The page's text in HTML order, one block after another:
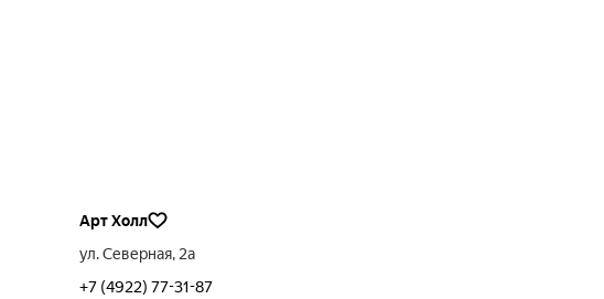
Арт Холл
ул. Северная, 2а
+7 (4922) 77-31-87